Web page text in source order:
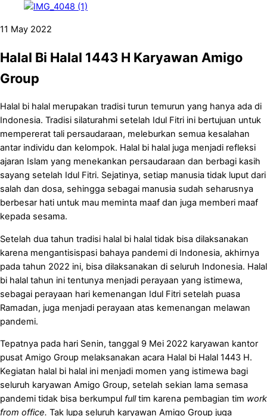
11 May 2022
Halal Bi Halal 1443 H Karyawan Amigo
Group
Halal bi halal merupakan tradisi turun temurun yang hanya ada di
Indonesia. Tradisi silaturahmi setelah Idul Fitri ini bertujuan untuk
mempererat tali persaudaraan, meleburkan semua kesalahan
antar individu dan kelompok. Halal bi halal juga menjadi refleksi
ajaran Islam yang menekankan persaudaraan dan berbagi kasih
sayang setelah Idul Fitri. Sejatinya, setiap manusia tidak luput dari
salah dan dosa, sehingga sebagai manusia sudah seharusnya
berbesar hati untuk mau meminta maaf dan juga memberi maaf
kepada sesama.
Setelah dua tahun tradisi halal bi halal tidak bisa dilaksanakan
karena mengantisispasi bahaya pandemi di Indonesia, akhirnya
pada tahun 2022 ini, bisa dilaksanakan di seluruh Indonesia. Halal
bi halal tahun ini tentunya menjadi perayaan yang istimewa,
sebagai perayaan hari kemenangan Idul Fitri setelah puasa
Ramadan, juga menjadi perayaan atas kemenangan melawan
pandemi.
Tepatnya pada hari Senin, tanggal 9 Mei 2022 karyawan kantor
pusat Amigo Group melaksanakan acara Halal bi Halal 1443 H.
Kegiatan halal bi halal ini menjadi momen yang istimewa bagi
seluruh karyawan Amigo Group, setelah sekian lama semasa
pandemi tidak bisa berkumpul fulltim karena pembagian tim work
from office. Tak lupa seluruh karyawan Amigo Group juga